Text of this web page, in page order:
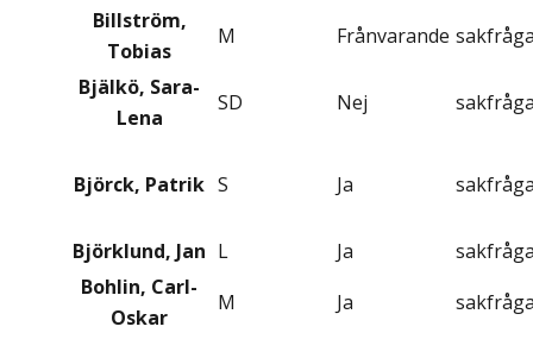
Billström,
Tobias
M Frånvarande
Bjälkö, Sara-
Lena
SD Nej
Björck, Patrik S Ja
Björklund, Jan L Ja
Bohlin, Carl-
Oskar
M Ja